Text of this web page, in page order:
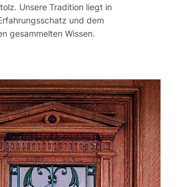
Unsere Tradition liegt in
und dem
gesammelten Wissen.